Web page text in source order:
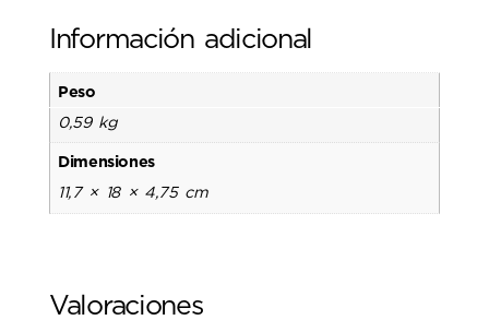
Información adicional
Peso
0,59 kg
Dimensiones
11,7 × 18 × 4,75 cm
Valoraciones